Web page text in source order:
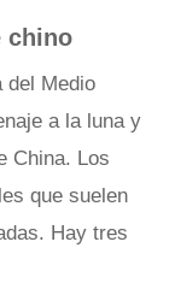
chino
del Medio
a la luna y
China. Los
que suelen
Hay tres